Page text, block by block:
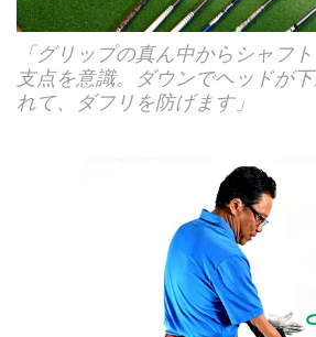
「グリップの真ん中からシャフ
支点を意識。ダウンでヘッドが
れて、ダフリを防げます」